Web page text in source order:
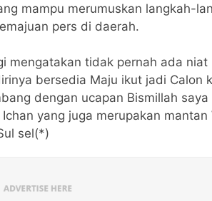
mampu merumuskan langkah-
pers di daerah.
mengatakan tidak pernah ada niat
bersedia Maju ikut jadi Calon
dengan ucapan Bismillah saya
yang juga merupakan mantan
sel(*)